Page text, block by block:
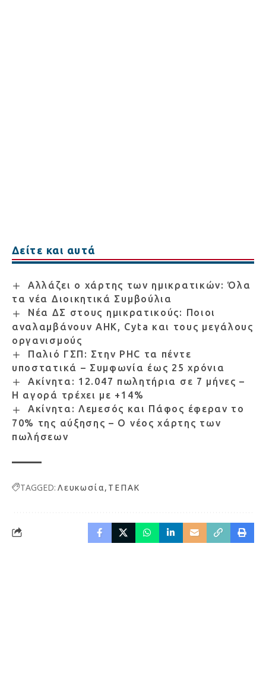
Δείτε και αυτά
Αλλάζει ο χάρτης των ημικρατικών: Όλα
τα νέα Διοικητικά Συμβούλια
Νέα ΔΣ στους ημικρατικούς: Ποιοι
αναλαμβάνουν ΑΗΚ, Cyta και τους μεγάλους
οργανισμούς
Παλιό ΓΣΠ: Στην PHC τα πέντε
υποστατικά – Συμφωνία έως 25 χρόνια
Ακίνητα: 12.047 πωλητήρια σε 7 μήνες –
Η αγορά τρέχει με +14%
Ακίνητα: Λεμεσός και Πάφος έφεραν το
70% της αύξησης – Ο νέος χάρτης των
πωλήσεων
TAGGED: Λευκωσία ΤΕΠΑΚ